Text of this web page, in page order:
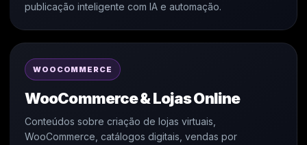
publicação inteligente com IA e automação.
WOOCOMMERCE
WooCommerce & Lojas Online
Conteúdos sobre criação de lojas virtuais,
WooCommerce, catálogos digitais, vendas por